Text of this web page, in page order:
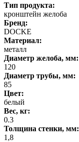
Тип продукта:
кронштейн желоба
Бренд:
DOCKE
Материал:
металл
Диаметр желоба, мм:
120
Диаметр трубы, мм:
85
Цвет:
белый
Вес, кг:
0.3
Толщина стенки, мм:
1,8